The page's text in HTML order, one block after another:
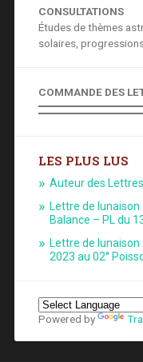
CONSULTATIONS
Études de thèmes
solaires,
COMMANDE DES
LES PLUS LUS
Auteur des Lettres
Lettre de
Balance – PL du
Lettre de
2023 au 02°
Powered by